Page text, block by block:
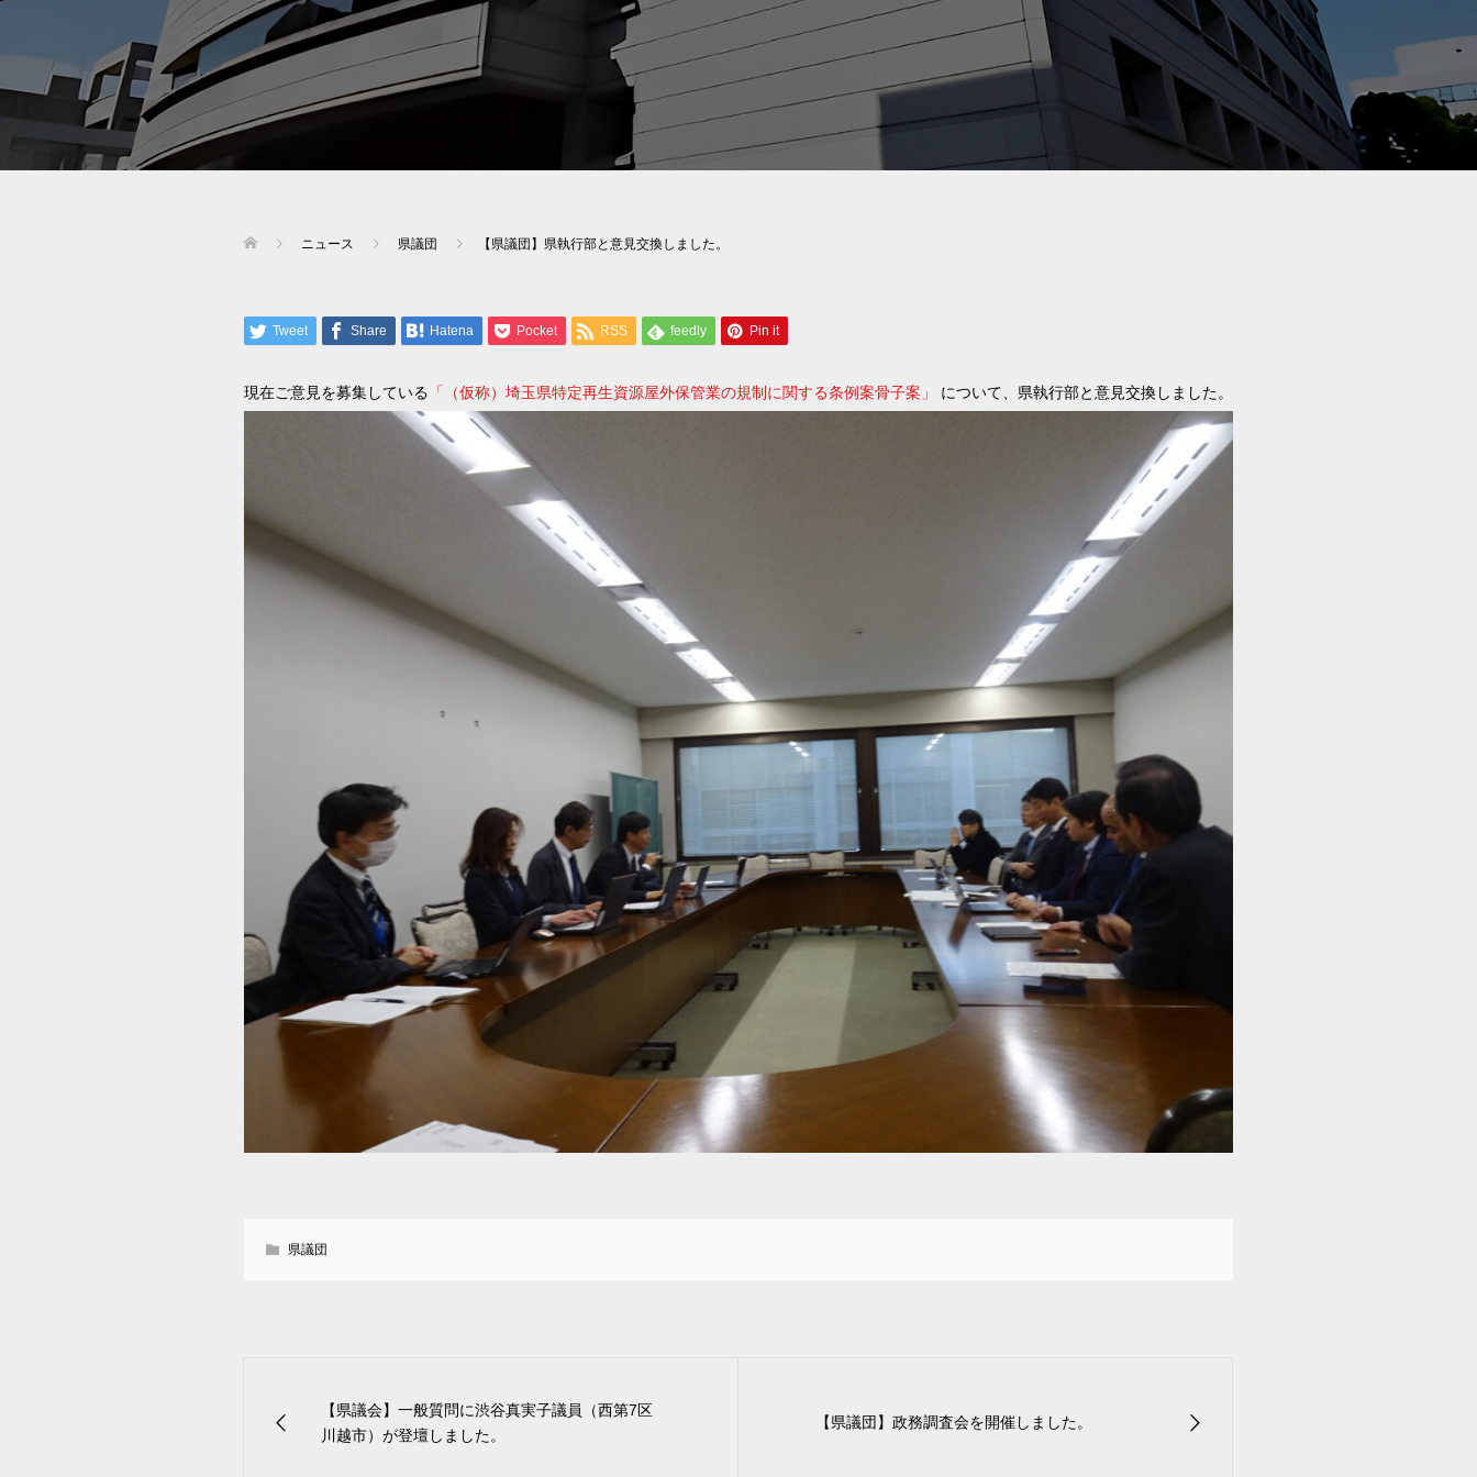
ニュース 県議団 【県議団】県執行部と意見交換しました。
Tweet Share Hatena Pocket RSS feedly Pin it
現在ご意見を募集している 「（仮称）埼玉県特定再生資源屋外保管業の規制に関する条例案骨子案」 について、県執行部と意見交換しました。
県議団
【県議会】一般質問に渋谷真実子議員（西第7区
川越市）が登壇しました。
【県議団】政務調査会を開催しました。